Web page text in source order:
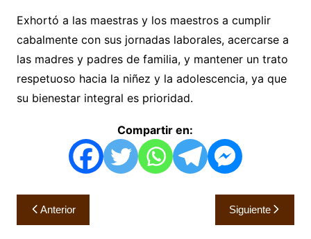
Exhortó a las maestras y los maestros a cumplir
cabalmente con sus jornadas laborales, acercarse a
las madres y padres de familia, y mantener un trato
respetuoso hacia la niñez y la adolescencia, ya que
su bienestar integral es prioridad.
Compartir en:
Navegación
de
Anterior Siguiente